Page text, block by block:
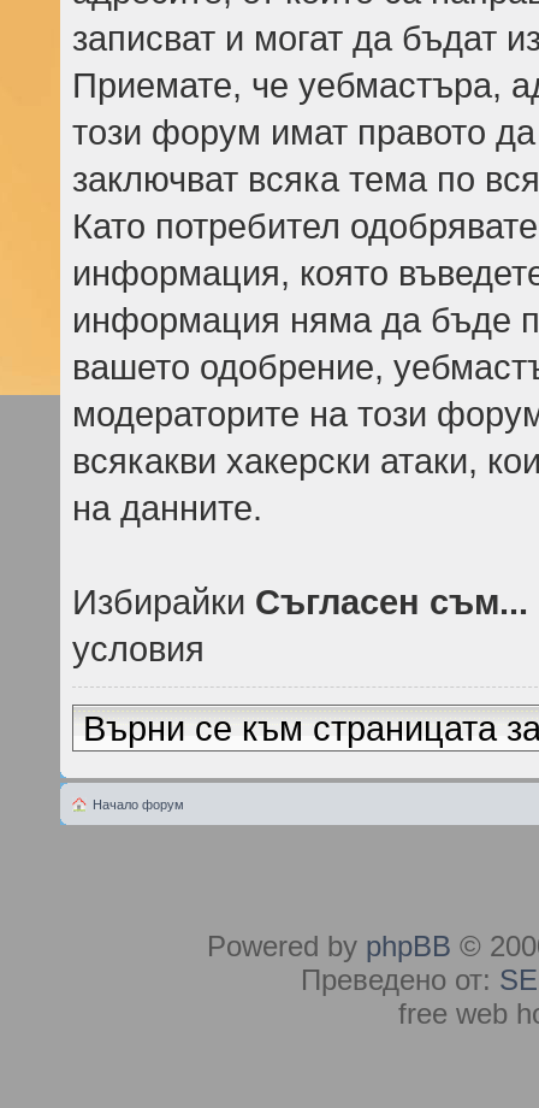
записват и могат да бъдат
Приемате, че уебмастъра,
този форум имат правото
заключват всяка тема по
Като потребител
информация, която
информация няма да бъде
вашето одобрение,
модераторите на този
всякакви хакерски атаки,
на данните.
Избирайки Съгласен съм...
условия
Върни се към страницата
Начало форум
Powered by phpBB ©
Преведено от:
free web